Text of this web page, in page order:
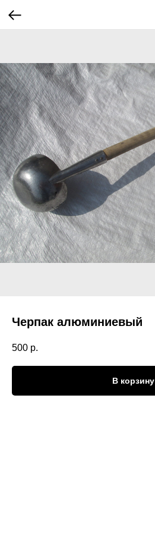
Черпак алюминиевый
500 р.
В корзину